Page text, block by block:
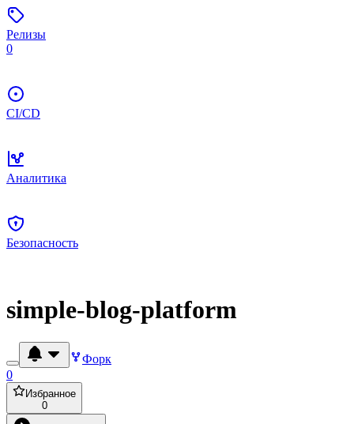
Релизы
0
CI/CD
Аналитика
Безопасность
simple-blog-platform
Форк
0
Избранное
0